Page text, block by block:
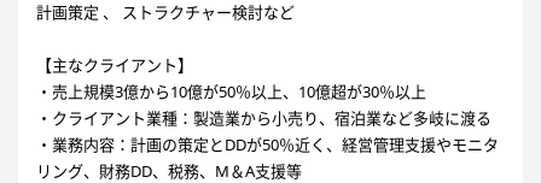
計画策定 、 ストラクチャー検討など
【主なクライアント】
・売上規模3億から10億が50％以上、10億超が30％以上
・クライアント業種：製造業から小売り、宿泊業など多岐に渡る
・業務内容：計画の策定とDDが50％近く、経営管理支援やモニタ
リング、財務DD、税務、M＆A支援等